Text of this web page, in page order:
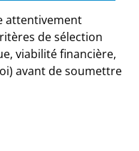
attentivement
de sélection
viabilité financière,
avant de soumettre